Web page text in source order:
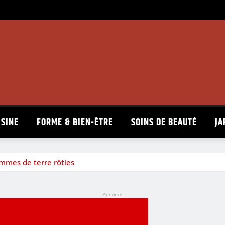
FORME & BIEN-ÊTRE SOINS DE BEAUTÉ
de terre rôties
Annonce